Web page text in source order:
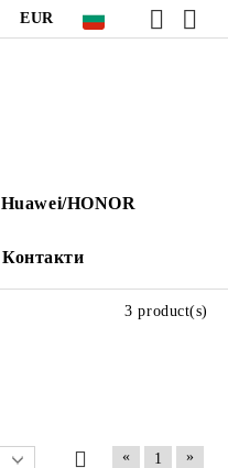
EUR
Huawei/HONOR
Контакти
3 product(s)
« 1 »